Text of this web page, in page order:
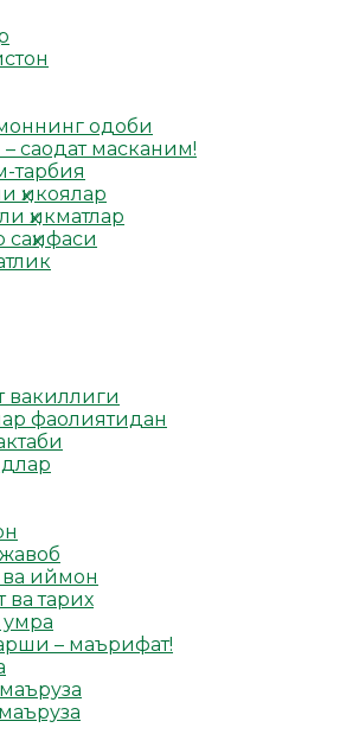
одоби
саодат масканим!
тарбия
ҳикоялар
ҳикматлар
саҳифаси
вакиллиги
фаолиятидан
иймон
ва тарих
умра
– маърифат!